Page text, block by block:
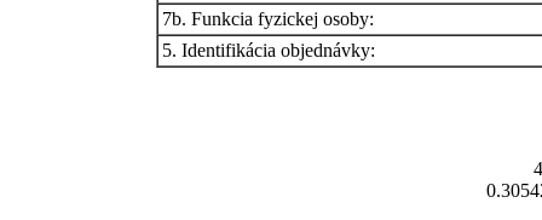
7b. Funkcia fyzickej osoby:
5. Identifikácia objednávky: